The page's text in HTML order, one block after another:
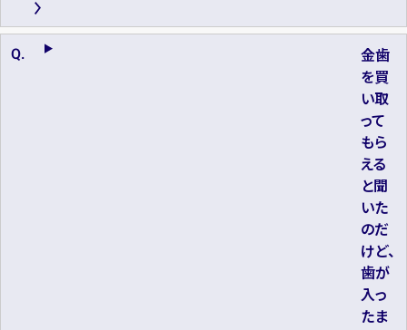
金歯
を買
い取
って
もら
える
と聞
いた
のだ
けど、
歯が
入っ
たま